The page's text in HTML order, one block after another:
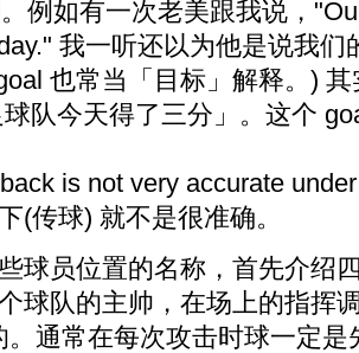
例如有一次老美跟我说，
我一听还以为他是说我们
也常当「目标」解释。)
队今天得了三分」。这个
is not very accurate
(传球) 就不是很准确。
球员位置的名称，首先介绍
球队的主帅，在场上的指挥
。通常在每次攻击时球一定是